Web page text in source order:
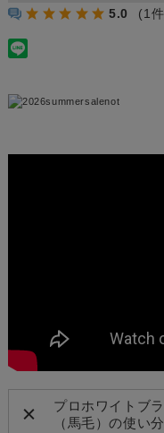
5.0
(1
プロホワイトブ
（馬毛）の使い